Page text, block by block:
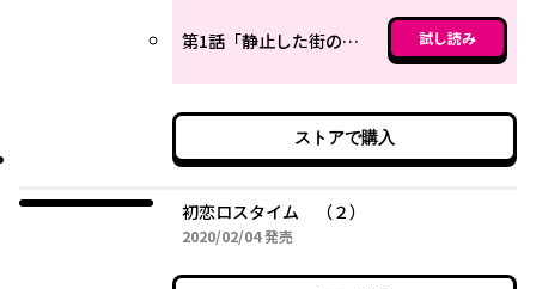
第1話「静止した街の中で」 試し読み
ストアで購入
初恋ロスタイム （２）
2020/02/042020年02月04日
発売